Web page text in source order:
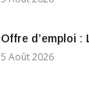
Offre d’emploi :
5 Août 2026